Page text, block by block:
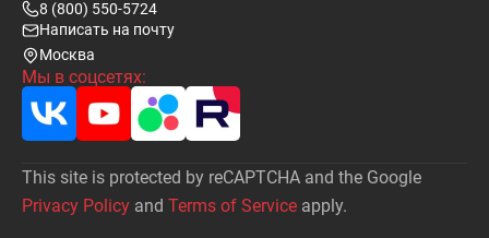
8 (800) 550-5724
Написать на почту
Москва
Мы в соцсетях:
This site is protected by reCAPTCHA and the Google
Privacy Policy and Terms of Service apply.